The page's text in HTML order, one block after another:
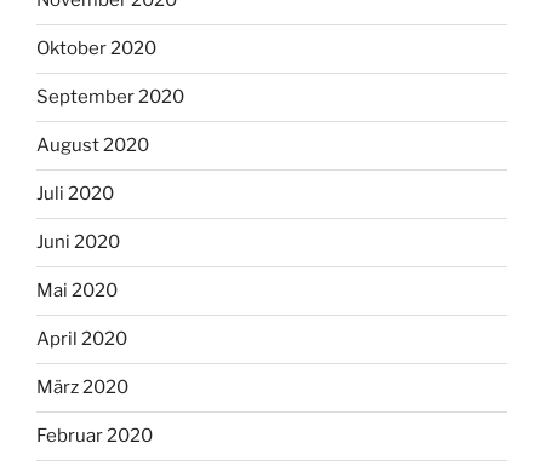
Oktober 2020
September 2020
August 2020
Juli 2020
Juni 2020
Mai 2020
April 2020
März 2020
Februar 2020